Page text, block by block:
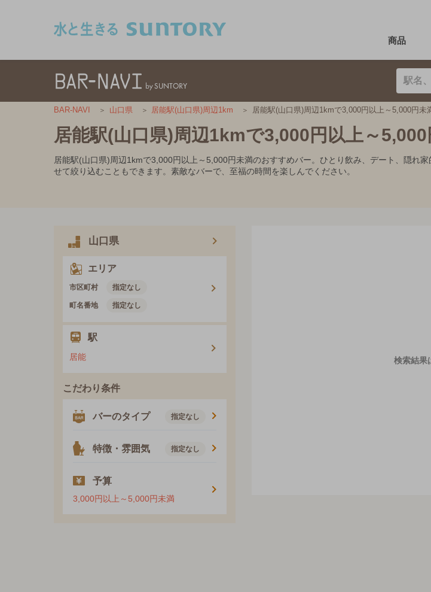
商品
BAR-NAVI 山口県 居能駅(山口県)周辺1km 居能駅(山口県)周辺1kmで3,000円以上～5,000円未
居能駅(山口県)周辺1kmで3,000円以上～
居能駅(山口県)周辺1kmで3,000円以上～5,000円未満のおすすめバー。ひとり飲み、デート、隠れ
せて絞り込むこともできます。素敵なバーで、至福の時間を楽しんでください。
山口県
エリア
市区町村 指定なし
町名番地 指定なし
駅
居能
こだわり条件
バーのタイプ 指定なし
特徴・雰囲気 指定なし
予算
3,000円以上～5,000円未満
検索結果